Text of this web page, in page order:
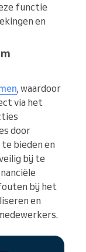
functie
en
, waardoor
via het
door
bieden en
bij te
bij het
en